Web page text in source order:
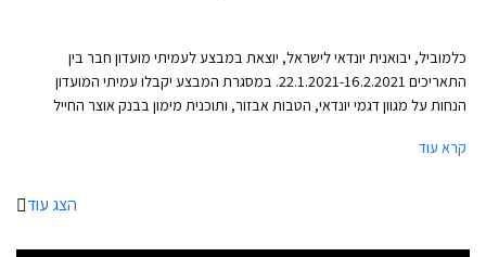
כלמוביל, יבואנית יונדאי לישראל, יוצאת במבצע לעמיתי מועדון חבר בין
התאריכים 22.1.2021-16.2.2021. במסגרת המבצע יקבלו עמיתי המועדון
הנחות על מגוון דגמי יונדאי, הטבות אבזור, ותוכנית מימון בבנק אוצר החייל
תכנית המימון חבר ליס. המבצע ייערך בכל אולמות התצוגה של יונדאי ברחבי
קרא עוד
הצג עוד